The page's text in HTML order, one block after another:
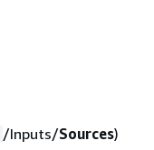
/Inputs/Sources)